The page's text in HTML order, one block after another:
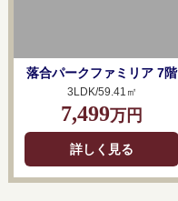
落合パークファミリア 7階
3LDK/59.41㎡
7,499万円
詳しく見る